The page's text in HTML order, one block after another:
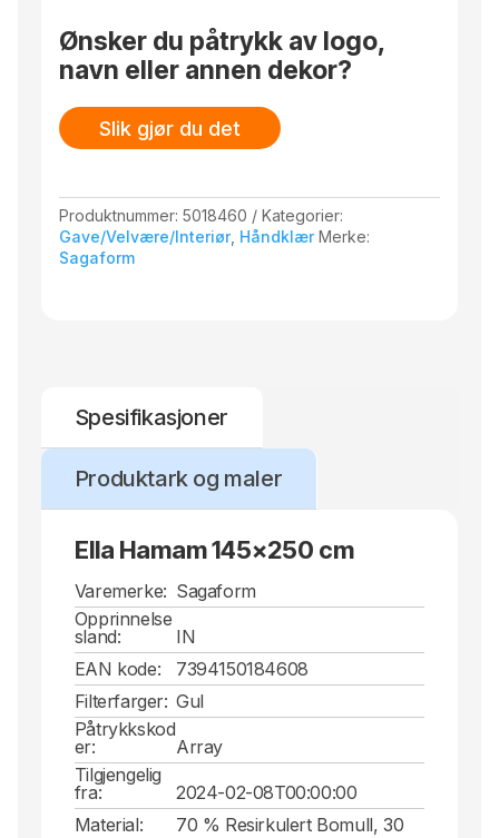
Ønsker du påtrykk av logo,
navn eller annen dekor?
Slik gjør du det
Produktnummer:5018460
Kategorier:
Gave/Velvære/Interiør, Håndklær Merke:
Sagaform
Spesifikasjoner
Produktark og maler
Ella Hamam 145x250 cm
Varemerke: Sagaform
Opprinnelse
sland:
IN
EAN kode:
7394150184608
Filterfarger: Gul
Påtrykkskod
er:
Array
Tilgjengelig
fra:
2024-02-08T00:00:00
Material:
70 % Resirkulert Bomull, 30